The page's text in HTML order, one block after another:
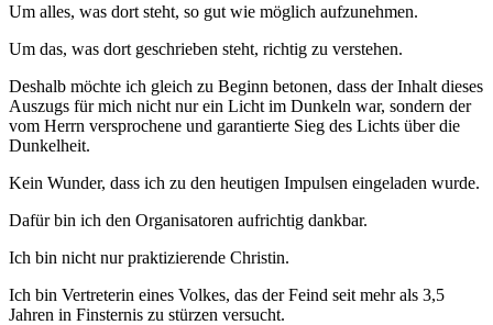
Um alles, was dort steht, so gut wie möglich aufzunehmen.
Um das, was dort geschrieben steht, richtig zu verstehen.
Deshalb möchte ich gleich zu Beginn betonen, dass der Inhalt dieses
Auszugs für mich nicht nur ein Licht im Dunkeln war, sondern der
vom Herrn versprochene und garantierte Sieg des Lichts über die
Dunkelheit.
Kein Wunder, dass ich zu den heutigen Impulsen eingeladen wurde.
Dafür bin ich den Organisatoren aufrichtig dankbar.
Ich bin nicht nur praktizierende Christin.
Ich bin Vertreterin eines Volkes, das der Feind seit mehr als 3,5
Jahren in Finsternis zu stürzen versucht.